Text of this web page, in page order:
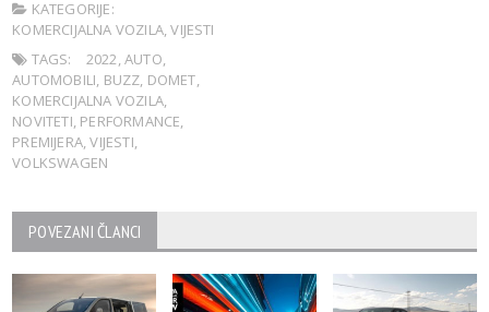
KATEGORIJE:
KOMERCIJALNA VOZILA,VIJESTI
TAGS:
2022,AUTO,
AUTOMOBILI, BUZZ, DOMET,
KOMERCIJALNA VOZILA,
NOVITETI, PERFORMANCE,
PREMIJERA,VIJESTI,
VOLKSWAGEN
POVEZANI ČLANCI